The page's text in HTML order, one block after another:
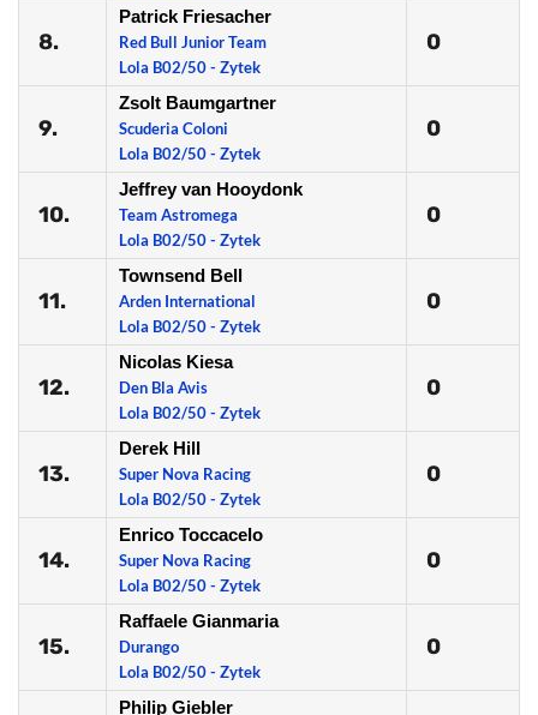
8.
Patrick Friesacher
Red Bull Junior Team
Lola B02/50 - Zytek
0
9.
Zsolt Baumgartner
Scuderia Coloni
Lola B02/50 - Zytek
0
10.
Jeffrey van Hooydonk
Team Astromega
Lola B02/50 - Zytek
0
11.
Townsend Bell
Arden International
Lola B02/50 - Zytek
0
12.
Nicolas Kiesa
Den Bla Avis
Lola B02/50 - Zytek
0
13.
Derek Hill
Super Nova Racing
Lola B02/50 - Zytek
0
14.
Enrico Toccacelo
Super Nova Racing
Lola B02/50 - Zytek
0
15.
Raffaele Gianmaria
Durango
Lola B02/50 - Zytek
0
Philip Giebler